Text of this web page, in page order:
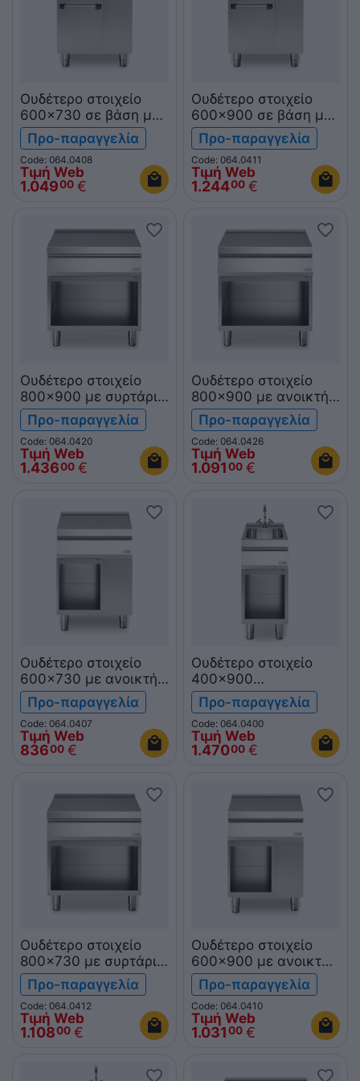
Ουδέτερο στοιχείο
600x730 σε βάση με
πόρτα R70/60PLN/P
ROC700
Προ-παραγγελία
Code: 064.0408
Τιμή Web
1.04900 €
Ουδέτερο στοιχείο
600x900 σε βάση με
πόρτα R90/60PLN/P
ROC900
Προ-παραγγελία
Code: 064.0411
Τιμή Web
1.24400 €
Ουδέτερο στοιχείο
800x900 με συρτάρι
& ανοικτή βάση
R90/80PLC/A ROC900
Προ-παραγγελία
Code: 064.0420
Τιμή Web
1.43600 €
Ουδέτερο στοιχείο
800x900 με ανοικτή
βάση R90/80PLN/A
ROC900
Προ-παραγγελία
Code: 064.0426
Τιμή Web
1.09100 €
Ουδέτερο στοιχείο
600x730 με ανοικτή
βάση R70/60PLN/A
ROC700
Προ-παραγγελία
Code: 064.0407
Τιμή Web
83600 €
Ουδέτερο στοιχείο
400x900
λαντζα+βρυση σε
ανοικτή βάση
R90/40LA/A ROC900
Προ-παραγγελία
Code: 064.0400
Τιμή Web
1.47000 €
Ουδέτερο στοιχείο
800x730 με συρτάρι
& ανοικτή βάση
R70/80PLC/A ROC700
Προ-παραγγελία
Code: 064.0412
Τιμή Web
1.10800 €
Ουδέτερο στοιχείο
600x900 με ανοικτή
βάση R90/60PLN/A
ROC900
Προ-παραγγελία
Code: 064.0410
Τιμή Web
1.03100 €